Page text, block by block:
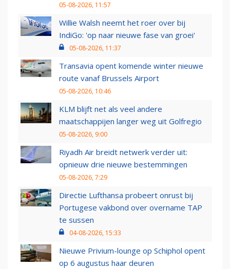
05-08-2026, 11:57
Willie Walsh neemt het roer over bij
IndiGo: 'op naar nieuwe fase van groei'
05-08-2026, 11:37
Transavia opent komende winter nieuwe
route vanaf Brussels Airport
05-08-2026, 10:46
KLM blijft net als veel andere
maatschappijen langer weg uit Golfregio
05-08-2026, 9:00
Riyadh Air breidt netwerk verder uit:
opnieuw drie nieuwe bestemmingen
05-08-2026, 7:29
Directie Lufthansa probeert onrust bij
Portugese vakbond over overname TAP
te sussen
04-08-2026, 15:33
Nieuwe Privium-lounge op Schiphol opent
op 6 augustus haar deuren